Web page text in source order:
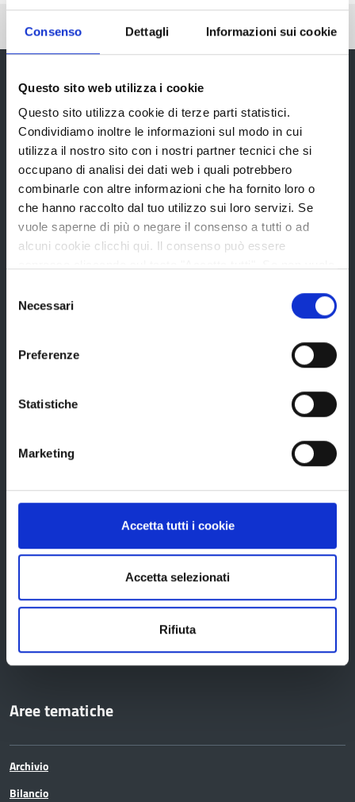
Consenso Dettagli Informazioni sui cookie
Questo sito web utilizza i cookie
Questo sito utilizza cookie di terze parti statistici.
Condividiamo inoltre le informazioni sul modo in cui
utilizza il nostro sito con i nostri partner tecnici che si
occupano di analisi dei dati web i quali potrebbero
combinarle con altre informazioni che ha fornito loro o
che hanno raccolto dal tuo utilizzo sui loro servizi. Se
vuole saperne di più o negare il consenso a tutti o ad
alcuni cookie clicchi qui. Il consenso può essere
tasto "Rifiuta".
delNecessari
Preferenze
Statistiche
Marketing
Accetta tutti i cookie
Accetta selezionati
Rifiuta
Pubblicato: 12 Ottobre 2018
Provincia di Reggio Emilia
La Provincia
Statuto e Regolamenti
Uffici e orari
Edifici e Parchi
Bandi e avvisi
Bandi di gara
Aree tematiche
Archivio
Bilancio